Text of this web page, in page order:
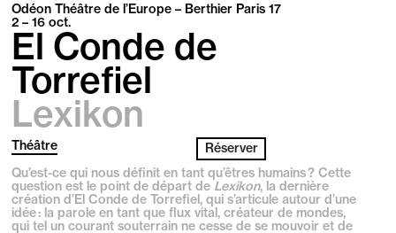
Odéon Théâtre de l’Europe – Berthier Paris 17
2 – 16oct.
El Conde de
Torrefiel
Lexikon
Théâtre
Réserver
Qu’est-ce qui nous définit en tant qu’êtres humains ? Cette
question est le point de départ de Lexikon, la dernière
création d’El Conde de Torrefiel, qui s’articule autour d’une
idée : la parole en tant que flux vital, créateur de mondes,
qui tel un courant souterrain ne cesse de se mouvoir et de